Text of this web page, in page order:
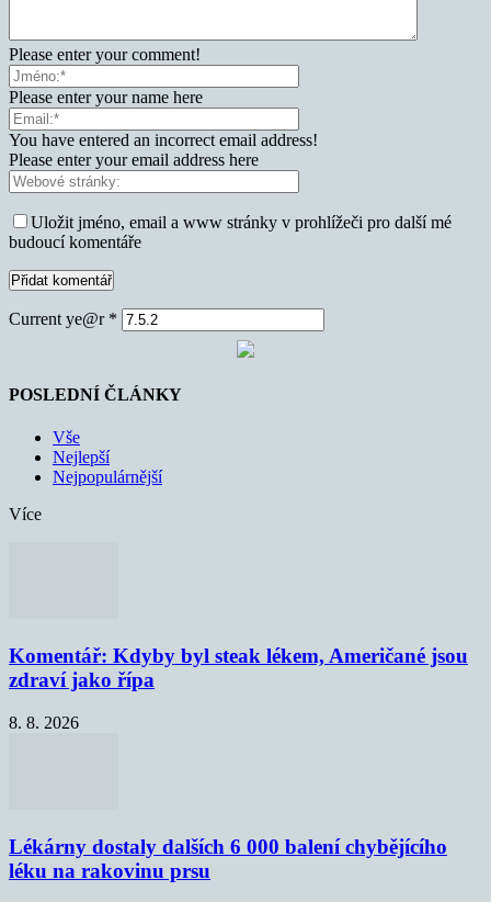
Please enter your comment!
Please enter your name here
You have entered an incorrect email address!
Please enter your email address here
Uložit jméno, email a www stránky v prohlížeči pro další mé
budoucí komentáře
Current ye@r *
POSLEDNÍ ČLÁNKY
Vše
Nejlepší
Nejpopulárnější
Více
Komentář: Kdyby byl steak lékem, Američané jsou
zdraví jako řípa
8. 8. 2026
Lékárny dostaly dalších 6 000 balení chybějícího
léku na rakovinu prsu